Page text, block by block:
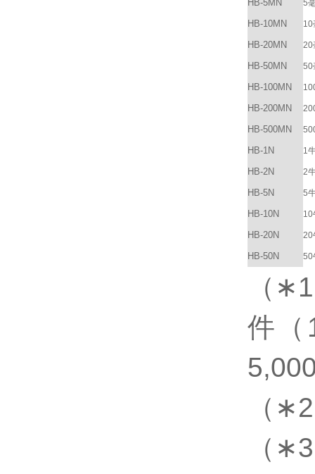
HB-5MN
5
HB-10MN 10
HB-20MN 20
HB-50MN 50
HB-100MN
HB-200MN
HB-500MN
HB-1N 1
HB-2N 2
HB-5N 5
HB-10N 10
HB-20N 20
HB-50N 50
（
件（
（
（